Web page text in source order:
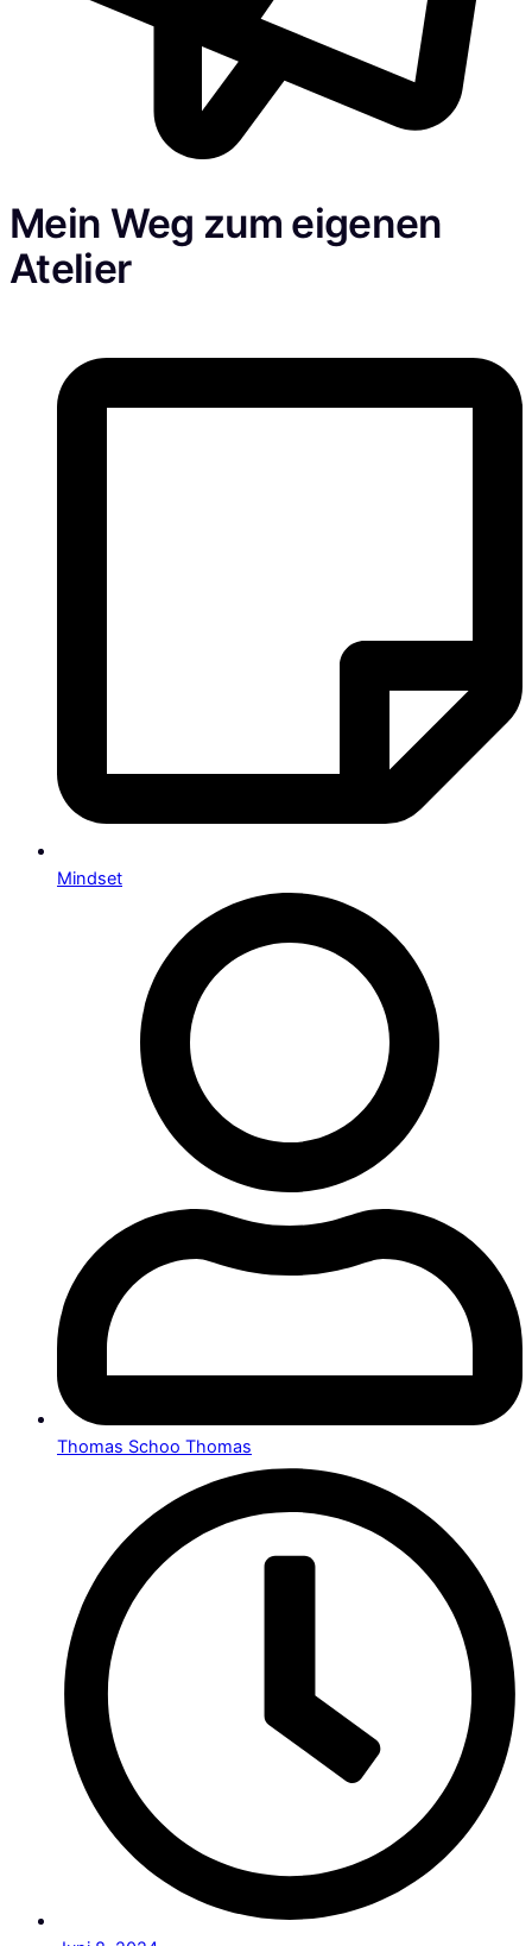
Mein Weg zum eigenen
Atelier
Mindset
Thomas Schoo Thomas